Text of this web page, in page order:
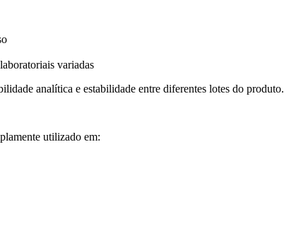
variadas
analítica e estabilidade entre diferentes lotes do produto.
utilizado em: